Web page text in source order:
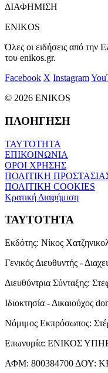
ΔΙΑΦΗΜΙΣΗ
ENIKOS
Όλες οι ειδήσεις από την
του enikos.gr.
Facebook X Instagram
© 2026 ENIKOS
ΠΛΟΗΓΗΣΗ
ΤΑΥΤΟΤΗΤΑ
ΕΠΙΚΟΙΝΩΝΙΑ
ΟΡΟΙ ΧΡΗΣΗΣ
ΠΟΛΙΤΙΚΗ
ΠΟΛΙΤΙΚΗ COOKIES
Κρατική Διαφήμιση
ΤΑΥΤΟΤΗΤΑ
Εκδότης: Νίκος
Γενικός Διευθυντής -
Διευθύντρια Σύνταξης:
Ιδιοκτησία - Δικαιούχος
Νόμιμος Εκπρόσωπος:
Επωνυμία: ΕΝΙΚΟΣ
ΑΦΜ: 800384700 ΔΟΥ: